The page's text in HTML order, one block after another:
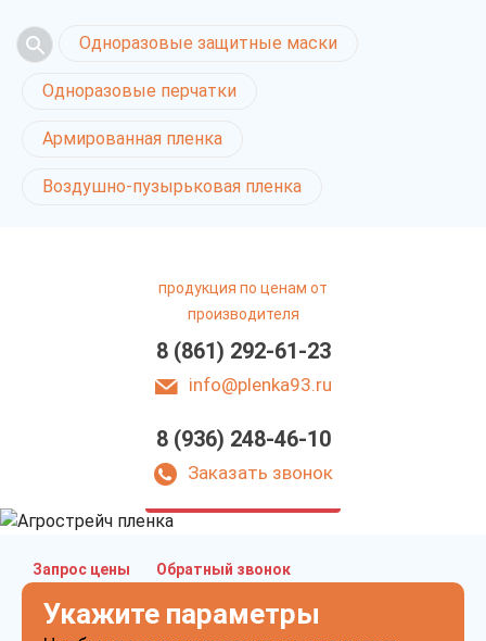
Одноразовые защитные маски
Одноразовые перчатки
Армированная пленка
Воздушно-пузырьковая пленка
продукция по ценам от
производителя
8 (861) 292-61-23
info@plenka93.ru
8 (936) 248-46-10
Заказать звонок
Агрострейч пленка
в Краснодаре
Запрос цены Обратный звонок
Укажите параметры